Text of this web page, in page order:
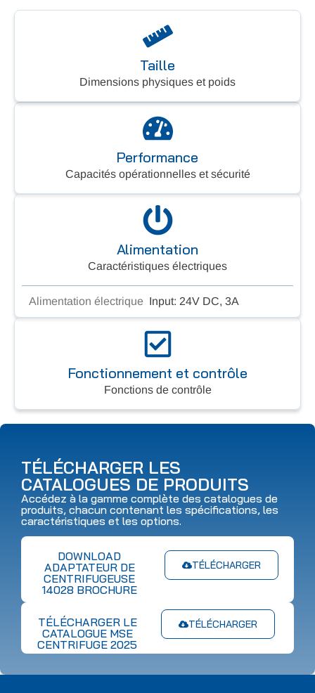
Performance
Capacités opérationnelles et sécurité
Taille
Dimensions physiques et poids
Alimentation
Caractéristiques électriques
Alimentation électrique Input: 24V DC, 3A
Fonctionnement et contrôle
Fonctions de contrôle
TÉLÉCHARGER LES
CATALOGUES DE PRODUITS
Accédez à la gamme complète des catalogues de
produits, chacun contenant les spécifications, les
caractéristiques et les options.
TÉLÉCHARGER
DOWNLOAD
ADAPTATEUR DE
CENTRIFUGEUSE
14028 BROCHURE
TÉLÉCHARGER
TÉLÉCHARGER LE
CATALOGUE MSE
CENTRIFUGE 2025